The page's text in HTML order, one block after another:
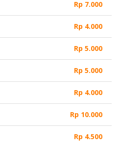
Rp 7.000
Rp 4.000
Rp 5.000
Rp 5.000
Rp 4.000
Rp 10.000
Rp 4.500